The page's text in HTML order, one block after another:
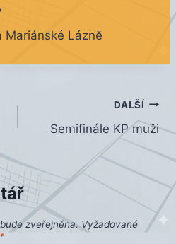
Mariánské Láznĕ
DALŠÍ
Semifinále KP muži
zveřejněna. Vyžadované
*